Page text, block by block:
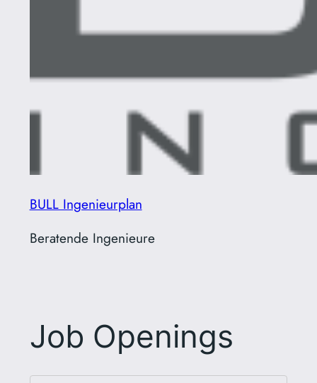
BULL Ingenieurplan
Beratende Ingenieure
Job Openings